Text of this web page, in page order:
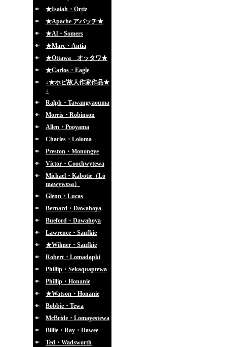
★Isaiah・Ortiz
★Apache アパッチ★
★Al・Somers
★Marc・Antia
★Ottawa オッタワ★
★Carlos・Eagle
↓★ホピ故人作家作品★
↓
Ralph・Tawangyaouma
Morris・Robinson
Allen・Pooyama
Charles・Loloma
Preston・Monongye
Victor・Coochwytewa
Michael・Kabotie（Lo
mawywesa）
Glenn・Lucas
Bernard・Dawahoya
Bueford・Dawahoya
Lawrence・Saufkie
★Wilmer・Saufkie
Robert・Lomadapki
Phillip・Sekaquaptewa
Phillip・Honanie
★Watson・Honanie
Bobbie・Tewa
McBride・Lomayestewa
Billie・Ray・Hawee
Ted・Wadsworth